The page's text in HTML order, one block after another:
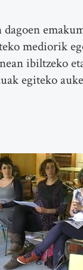
mediorik
ibiltzeko
egiteko